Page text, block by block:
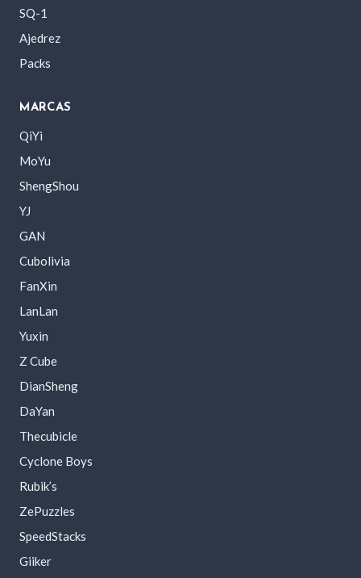
SQ-1
Ajedrez
Packs
MARCAS
QiYi
MoYu
ShengShou
YJ
GAN
Cubolivia
FanXin
LanLan
Yuxin
Z Cube
DianSheng
DaYan
Thecubicle
Cyclone Boys
Rubik’s
ZePuzzles
SpeedStacks
Giiker